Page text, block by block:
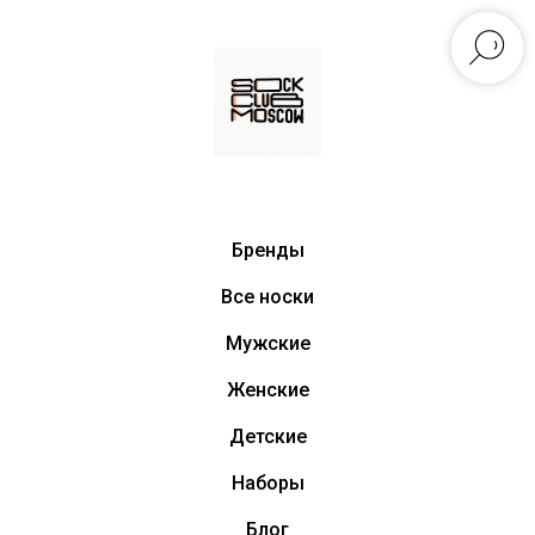
Бренды
Все носки
Мужские
Женские
Детские
Наборы
Блог